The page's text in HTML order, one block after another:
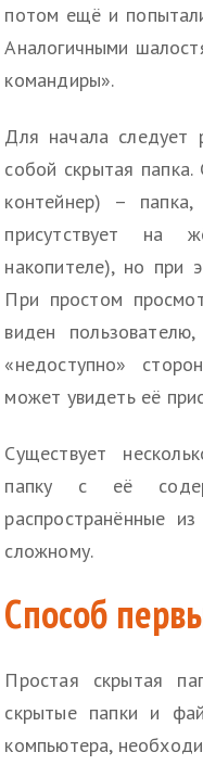
потом ещё и
Аналогичными
командиры».
Для начала следует
собой скрытая папка.
контейнер) –
присутствует на
накопителе), но при
При простом
виден
«недоступно»
может увидеть её
Существует
папку с её
распространённые
сложному.
Способ
Простая скрытая
скрытые папки и
компьютера,